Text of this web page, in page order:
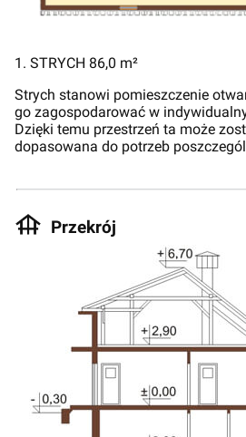
1. STRYCH 86,0 m²
Strych stanowi pomieszczenie
go zagospodarować w
Dzięki temu przestrzeń ta może
dopasowana do potrzeb
Przekrój